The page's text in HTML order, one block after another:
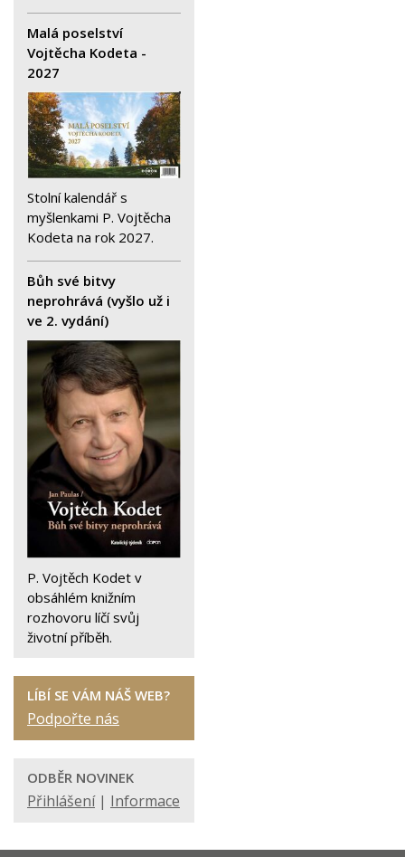
Malá poselství
Vojtěcha Kodeta -
2027
Stolní kalendář s
myšlenkami P. Vojtěcha
Kodeta na rok 2027.
Bůh své bitvy
neprohrává (vyšlo už i
ve 2. vydání)
P. Vojtěch Kodet v
obsáhlém knižním
rozhovoru líčí svůj
životní příběh.
LÍBÍ SE VÁM NÁŠ WEB?
Podpořte nás
ODBĚR NOVINEK
Přihlášení| Informace